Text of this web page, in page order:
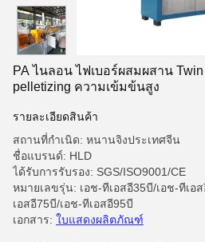
PA ไนลอน ไฟเบอร์ผสมผสาน Twin
pelletizing ความเข้มข้นสูง
รายละเอียดสินค้า
สถานที่กำเนิด: หนานจิงประเทศจีน
ชื่อแบรนด์: HLD
ได้รับการรับรอง: SGS/ISO9001/CE
หมายเลขรุ่น: เอช-ทีเอสอี35บี/เอช-ทีเอ
เอสอี75บี/เอช-ทีเอสอี95บี
เอกสาร: ใบแสดงผลิตภัณฑ์